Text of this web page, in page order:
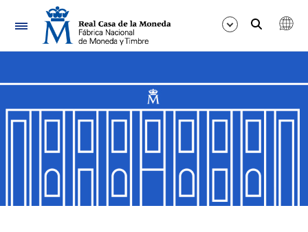
Nabigazioa
Erakutsi/Ezkutatu
Erakutsi/Ezkutatu
Erakutsi/Ezkutatu